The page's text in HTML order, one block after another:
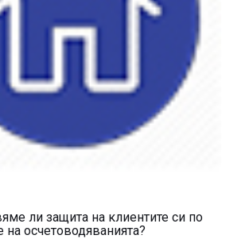
ли защита на клиентите си по
осчетоводяванията?